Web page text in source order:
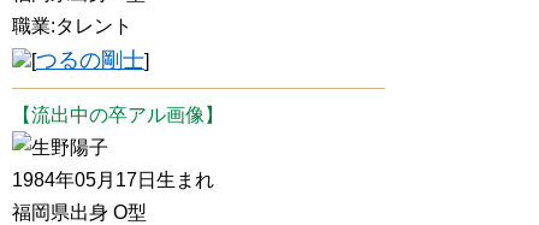
職業:タレント
[つるの剛士]
【流出中の卒アル画像】
生野陽子
1984年05月17日生まれ
福岡県出身 O型